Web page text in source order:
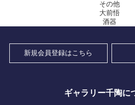
その他
大前悟
酒器
新規会員登録はこちら
ギャラリー千陶に